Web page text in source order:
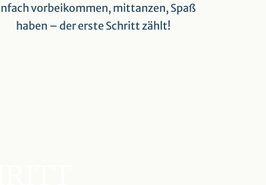
vorbeikommen, mittanzen, Spaß
haben – der erste Schritt zählt!